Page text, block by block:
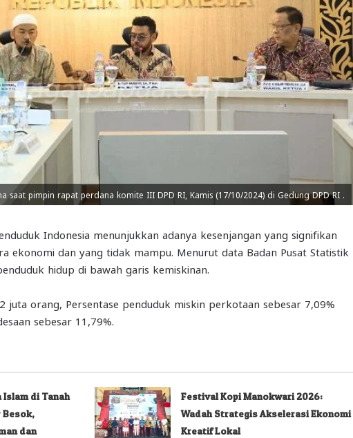
saat pimpin rapat perdana komite III DPD RI, Kamis (17/10/2024) di Gedung DPD RI .
Indonesia menunjukkan adanya kesenjangan yang signifikan
ekonomi dan yang tidak mampu. Menurut data Badan Pusat Statistik
hidup di bawah garis kemiskinan.
juta orang, Persentase penduduk miskin perkotaan sebesar 7,09%
sebesar 11,79%.
di Tanah
Besok,
dan
Festival Kopi Manokwari 2026:
Wadah Strategis Akselerasi Ekonomi
Kreatif Lokal